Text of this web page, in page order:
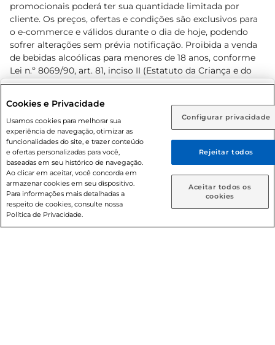
Rio de Janeiro (RJ) Goiás (GO)
Ou
Caso queira comprar online, informe como deseja receber
suas compras:
Entrega em casa Retire em Loja
promocionais poderá ter sua quantidade limitada por
cliente. Os preços, ofertas e condições são exclusivos para
o e-commerce e válidos durante o dia de hoje, podendo
sofrer alterações sem prévia notificação. Proibida a venda
de bebidas alcoólicas para menores de 18 anos, conforme
Lei n.º 8069/90, art. 81, inciso II (Estatuto da Criança e do
Adolescente). Preços e condições exclusivos para o
prévio. O valor mínimo para as compras on-line é de R$
80,00.
© 2026 Copyright. Todos os direitos
reservados Prezunic.
Cookies e Privacidade
Usamos cookies para melhorar sua
experiência de navegação, otimizar as
funcionalidades do site, e trazer conteúdo
e ofertas personalizadas para você,
baseadas em seu histórico de navegação.
Ao clicar em aceitar, você concorda em
armazenar cookies em seu dispositivo.
Para informações mais detalhadas a
respeito de cookies, consulte nossa
Política de Privacidade.
Configurar privacidade
Rejeitar todos
Aceitar todos os
cookies